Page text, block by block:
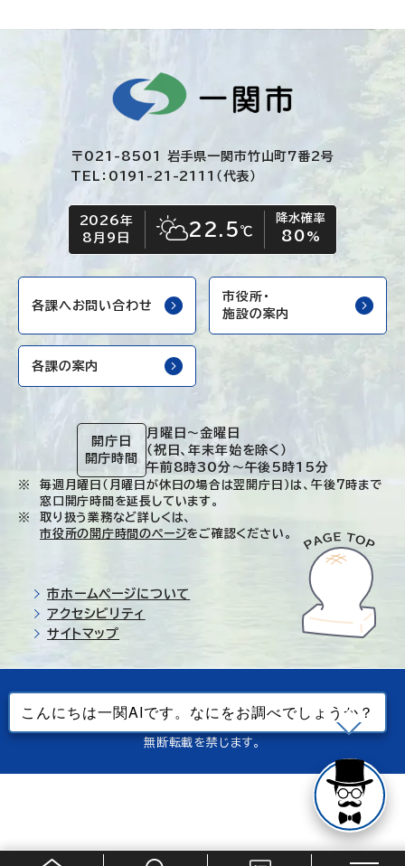
〒021-8501 岩手県一関市竹山町7番2号
TEL：0191-21-2111（代表）
今日の日付
2026年
8月9日
今日の天気
晴れ時々くもり
22.5 ℃
降水確率
80 %
各課へお問い合わせ
市役所・
施設の案内
各課の案内
開庁日
開庁時間
月曜日～金曜日
（祝日、年末年始を除く）
午前8時30分～午後5時15分
毎週月曜日（月曜日が休日の場合は翌開庁日）は、午後7時まで
窓口開庁時間を延長しています。
取り扱う業務など詳しくは、
市役所の開庁時間のページをご確認ください。
市ホームページについて
アクセシビリティ
サイトマップ
当ホームページで使用しているすべてのデータの
無断転載を禁じます。